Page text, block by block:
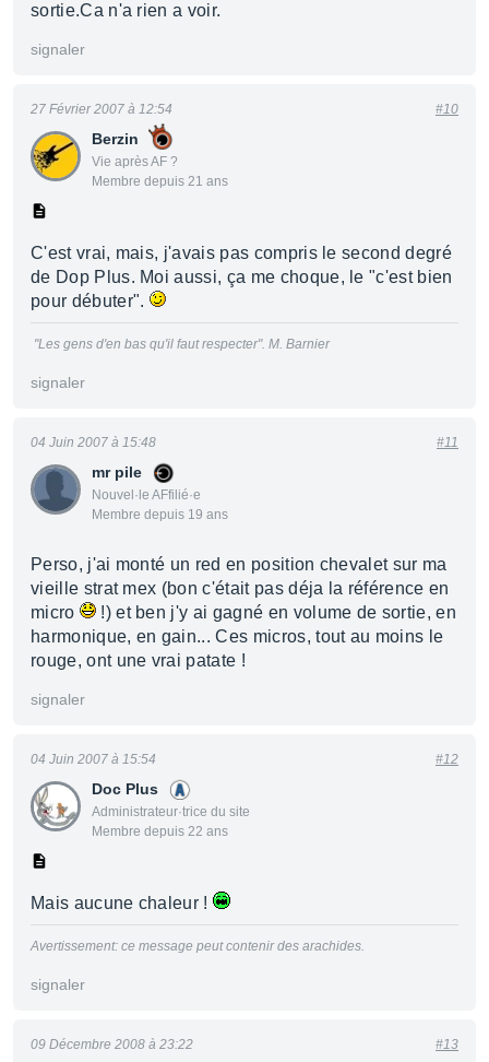
sortie.Ca n'a rien a voir.
signaler
Berzin
Vie après AF ?
Membre depuis 21 ans
27 Février 2007 à 12:54 #10
C'est vrai, mais, j'avais pas compris le second degré
de Dop Plus. Moi aussi, ça me choque, le "c'est bien
pour débuter".
"Les gens d'en bas qu'il faut respecter". M. Barnier
signaler
mr pile
Nouvel·le AFfilié·e
Membre depuis 19 ans
04 Juin 2007 à 15:48 #11
Perso, j'ai monté un red en position chevalet sur ma
vieille strat mex (bon c'était pas déja la référence en
micro
!) et ben j'y ai gagné en volume de sortie, en
harmonique, en gain... Ces micros, tout au moins le
rouge, ont une vrai patate !
signaler
Doc Plus
Administrateur·trice du site
Membre depuis 22 ans
04 Juin 2007 à 15:54 #12
Mais aucune chaleur !
Avertissement: ce message peut contenir des arachides.
signaler
09 Décembre 2008 à 23:22 #13